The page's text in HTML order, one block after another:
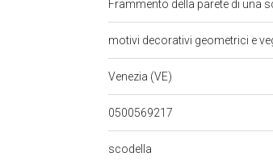
Frammento della parete di una
motivi decorativi geometrici e
Venezia (VE)
0500569217
scodella